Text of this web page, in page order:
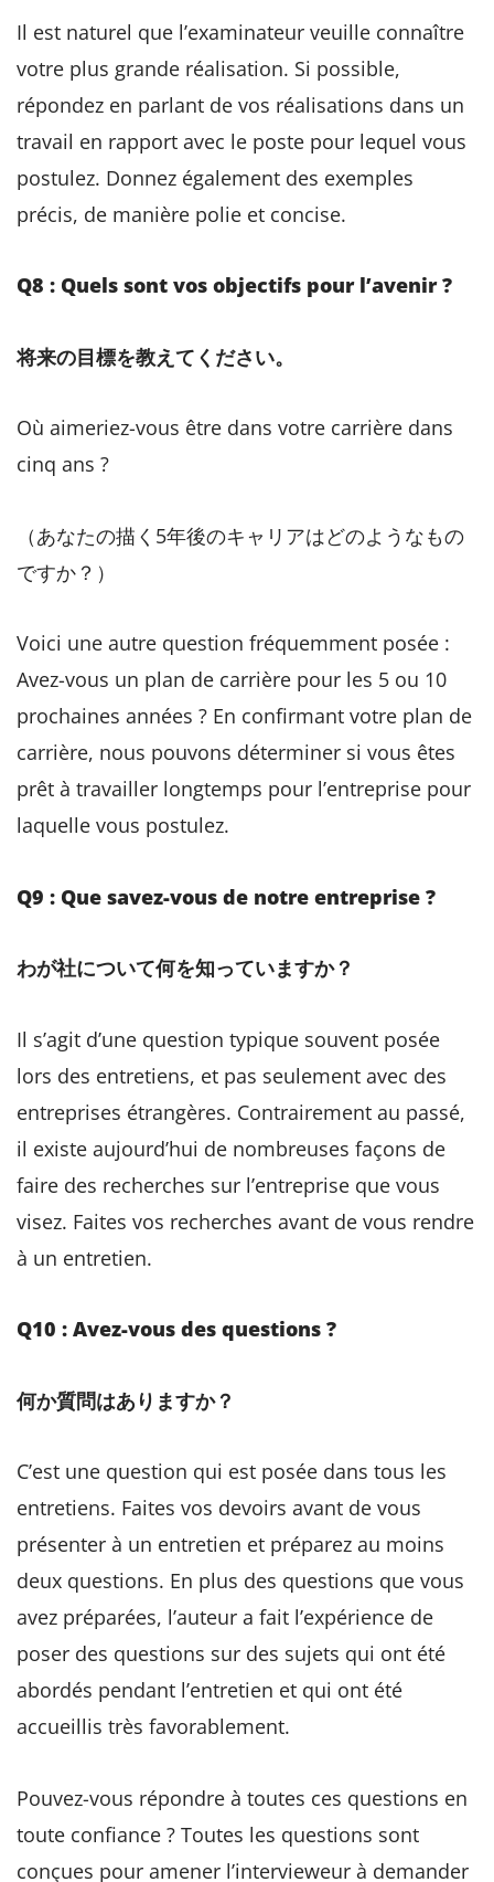
Il est naturel que l’examinateur veuille connaître
votre plus grande réalisation. Si possible,
répondez en parlant de vos réalisations dans un
travail en rapport avec le poste pour lequel vous
postulez. Donnez également des exemples
précis, de manière polie et concise.
Q8 : Quels sont vos objectifs pour l’avenir ?
将来の目標を教えてください。
Où aimeriez-vous être dans votre carrière dans
cinq ans ?
（あなたの描く5年後のキャリアはどのようなもの
ですか？）
Voici une autre question fréquemment posée :
Avez-vous un plan de carrière pour les 5 ou 10
prochaines années ? En confirmant votre plan de
carrière, nous pouvons déterminer si vous êtes
prêt à travailler longtemps pour l’entreprise pour
laquelle vous postulez.
Q9 : Que savez-vous de notre entreprise ?
わが社について何を知っていますか？
Il s’agit d’une question typique souvent posée
lors des entretiens, et pas seulement avec des
entreprises étrangères. Contrairement au passé,
il existe aujourd’hui de nombreuses façons de
faire des recherches sur l’entreprise que vous
visez. Faites vos recherches avant de vous rendre
à un entretien.
Q10 : Avez-vous des questions ?
何か質問はありますか？
C’est une question qui est posée dans tous les
entretiens. Faites vos devoirs avant de vous
présenter à un entretien et préparez au moins
deux questions. En plus des questions que vous
avez préparées, l’auteur a fait l’expérience de
poser des questions sur des sujets qui ont été
abordés pendant l’entretien et qui ont été
accueillis très favorablement.
Pouvez-vous répondre à toutes ces questions en
toute confiance ? Toutes les questions sont
conçues pour amener l’intervieweur à demander